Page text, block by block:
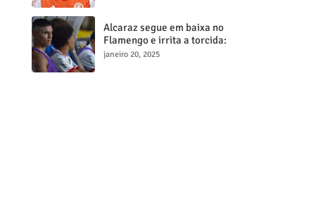
Alcaraz segue em baixa no
Flamengo e irrita a torcida:
"Maior contratação, menor
janeiro 20, 2025